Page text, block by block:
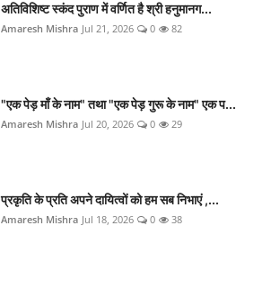
अतिविशिष्ट स्कंद पुराण में वर्णित है श्री हनुमानग...
Amaresh Mishra Jul 21, 2026 0 82
"एक पेड़ माँ के नाम" तथा "एक पेड़ गुरू के नाम" एक प...
Amaresh Mishra Jul 20, 2026 0 29
प्रकृति के प्रति अपने दायित्वों को हम सब निभाएं ,...
Amaresh Mishra Jul 18, 2026 0 38